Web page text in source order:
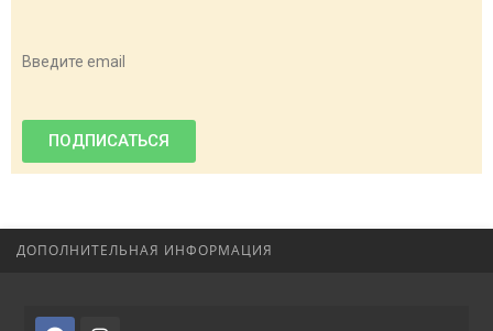
Введите email
ПОДПИСАТЬСЯ
ДОПОЛНИТЕЛЬНАЯ ИНФОРМАЦИЯ